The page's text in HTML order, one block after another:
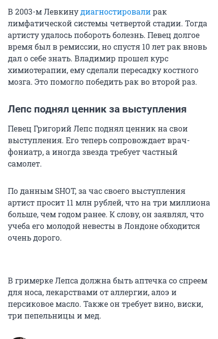
В 2003-м Левкинудиагностировалирак
лимфатической системы четвертой стадии. Тогда
артисту удалось побороть болезнь. Певец долгое
время был в ремиссии, но спустя 10 лет рак вновь
дал о себе знать. Владимир прошел курс
химиотерапии, ему сделали пересадку костного
мозга. Это помогло победить рак во второй раз.
Лепс поднял ценник за выступления
Певец Григорий Лепс поднял ценник на свои
выступления. Его теперь сопровождает врач-
фониатр, а иногда звезда требует частный
самолет.
По данным SHOT, за час своего выступления
артист просит 11 млн рублей, что на три миллиона
больше, чем годом ранее. К слову, он заявлял, что
учеба его молодой невесты в Лондоне обходится
очень дорого.
В гримерке Лепса должна быть аптечка со спреем
для носа, лекарствами от аллергии, алоэ и
персиковое масло. Также он требует вино, виски,
три пепельницы и мед.